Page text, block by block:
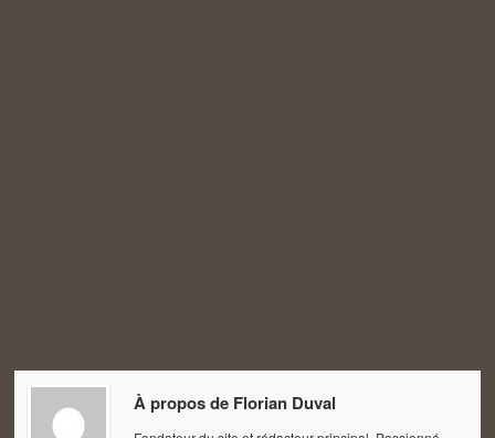
À propos de Florian Duval